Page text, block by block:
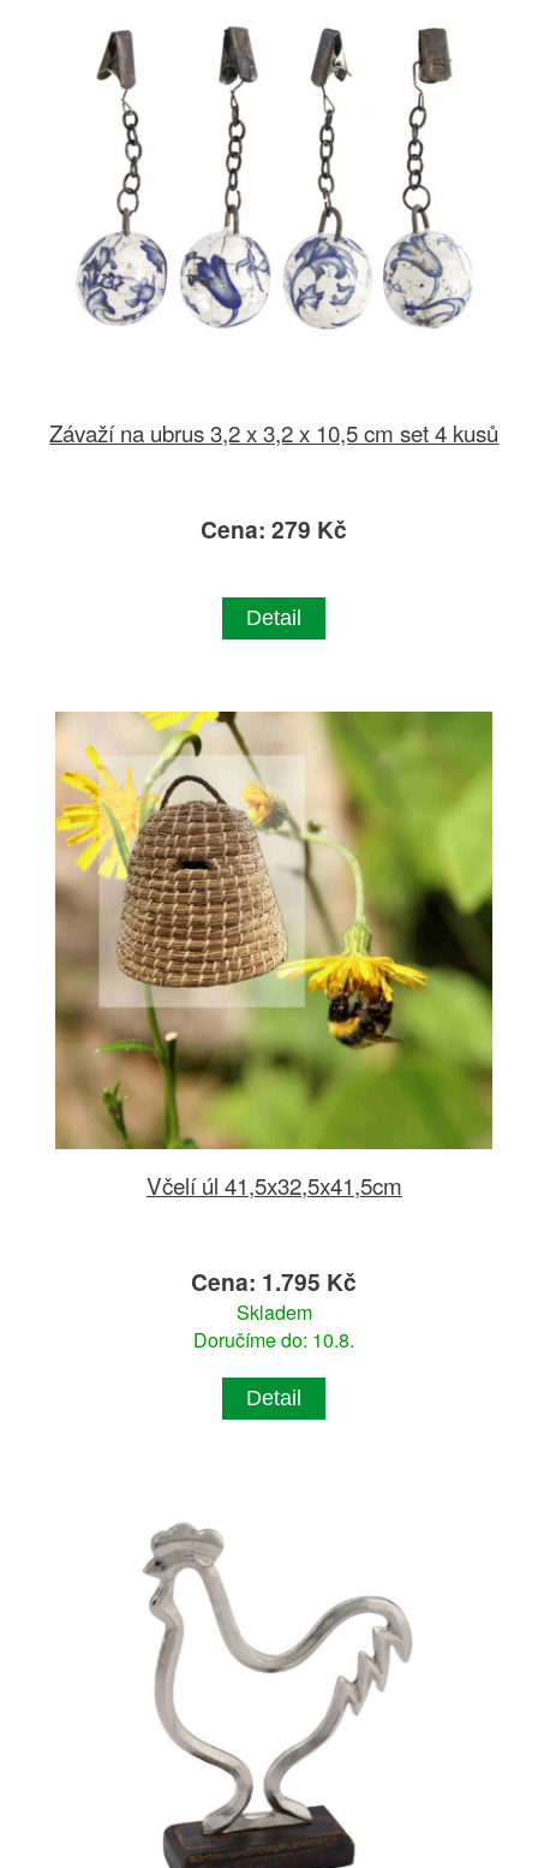
Závaží na ubrus 3,2 x 3,2 x 10,5 cm set 4 kusů
Cena: 279 Kč
Detail
Včelí úl 41,5x32,5x41,5cm
Cena: 1.795 Kč
Skladem
Doručíme do: 10.8.
Detail